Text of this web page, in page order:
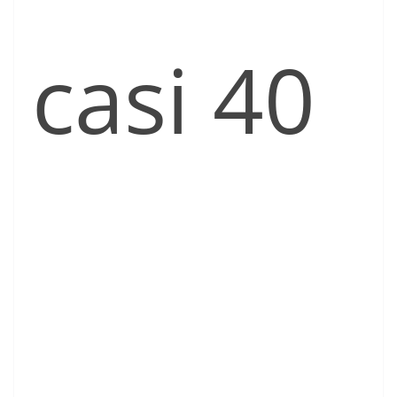
casi 40